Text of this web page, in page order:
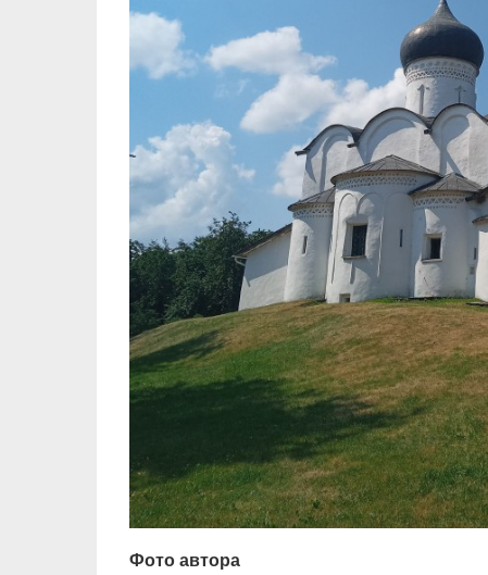
Фото автора